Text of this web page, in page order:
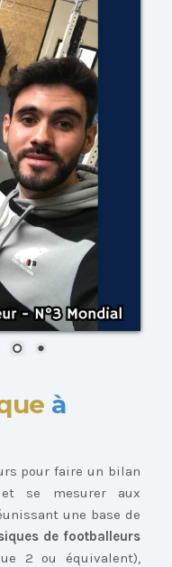
à
pour faire un bilan
se mesurer aux
une base de
de footballeurs
2 ou équivalent),